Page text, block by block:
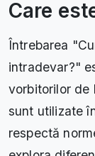
Care
Întrebarea
intradevar?"
vorbitorilor de
sunt utilizate
respectă